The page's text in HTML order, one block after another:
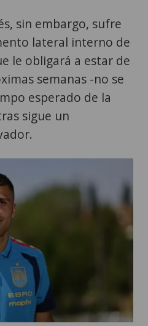
sin embargo, sufre
lateral interno de
le obligará a estar de
semanas -no se
esperado de la
sigue un